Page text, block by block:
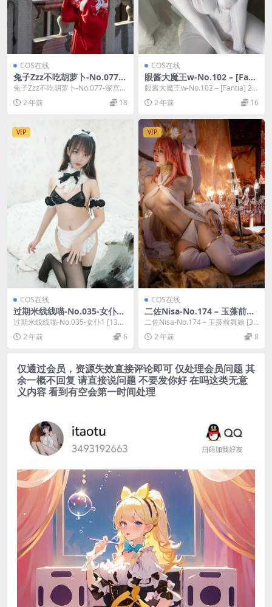
COS在线
兔子Zzz不吃胡萝卜-No.077-
深宫雪 [27P]
兔子Zzz不吃胡萝卜-No.077-深宫雪
[27P]，兔子Zzz不吃胡萝卜在线...
2 年前 18
COS在线
眼酱大魔王w-No.102 – [Fant
ia] 2024年11月订阅 (6套) [33
P 3V]
眼酱大魔王w-No.102 – [Fantia] 20
24年11月订阅 (6套)...
2 年前 16
VIP
COS在线
过期米线线喵-No.035-女仆1
[13P]
过期米线线喵-No.035-女仆1 [13
P]，过期米线线喵在线作品导航：
过期米...
2 年前 6
VIP
COS在线
二佐Nisa-No.174 – 玉藻前舞
娘 [37P]
二佐Nisa-No.174 – 玉藻前舞娘 [37
P]，二佐Nisa在线作品导航...
2 年前 8
仅通过会员，资源失效直接评论即可 仅处理会员问题 其
余一概不回复 请直接说问题 不要发你好 在吗这类无意
义内容 看到有空会第一时间处理